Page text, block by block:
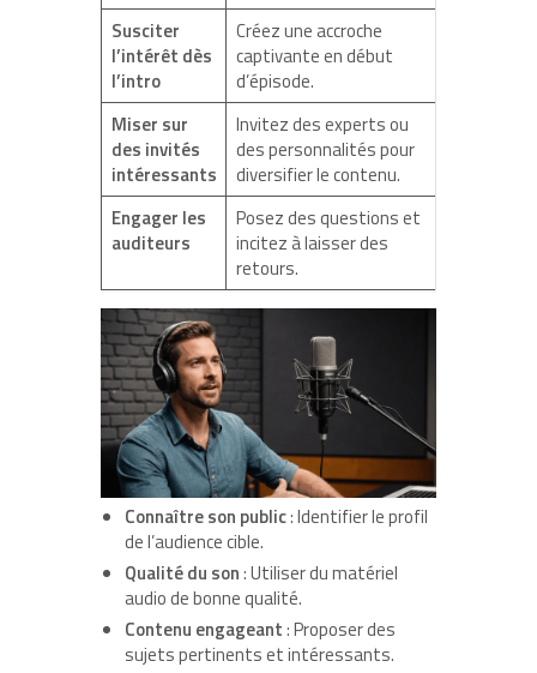
Susciter
l’intérêt dès
l’intro
Créez une accroche
captivante en début
d’épisode.
Miser sur
des invités
intéressants
Invitez des experts ou
des personnalités pour
diversifier le contenu.
Engager les
auditeurs
Posez des questions et
incitez à laisser des
retours.
Connaître son public: Identifier le profil
de l’audience cible.
Qualité du son: Utiliser du matériel
audio de bonne qualité.
Contenu engageant: Proposer des
sujets pertinents et intéressants.